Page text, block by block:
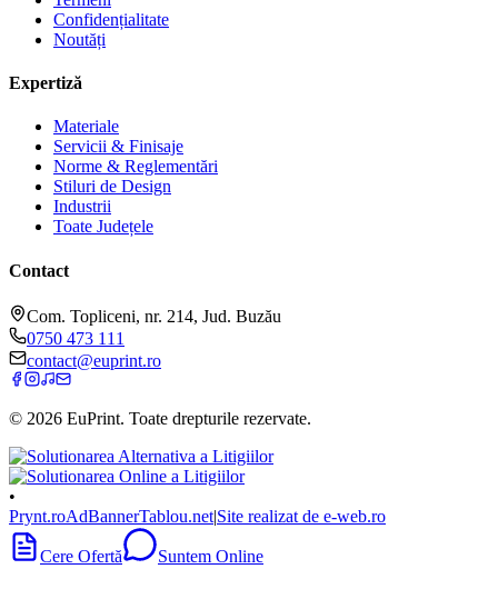
Confidențialitate
Noutăți
Expertiză
Materiale
Servicii & Finisaje
Norme & Reglementări
Stiluri de Design
Industrii
Toate Județele
Contact
Com. Topliceni, nr. 214, Jud. Buzău
0750 473 111
contact@euprint.ro
© 2026 EuPrint. Toate drepturile rezervate.
•
Prynt.roAdBannerTablou.net|Site realizat de e-web.ro
Cere Ofertă Suntem Online